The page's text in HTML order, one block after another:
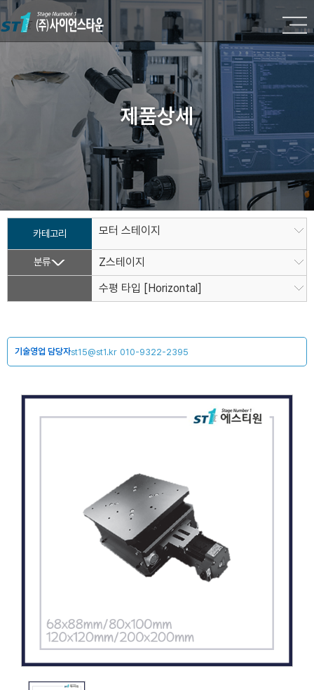
제품상세
카테고리 모터 스테이지
분류
Z스테이지
수평 타입 [Horizontal]
기술영업 담당자st15@st1.kr 010-9322-2395